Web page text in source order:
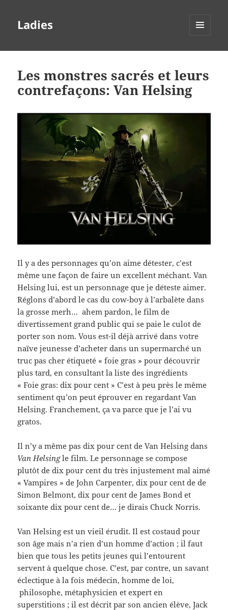
Ladies
Les monstres sacrés et leurs
contrefaçons: Van Helsing
Il y a des personnages qu’on aime détester, c’est
même une façon de faire un excellent méchant. Van
Helsing lui, est un personnage que je déteste aimer.
Réglons d’abord le cas du cow-boy à l’arbalète dans
la grosse merh… ahem pardon, le film de
divertissement grand public qui se paie le culot de
porter son nom. Vous est-il déjà arrivé dans votre
naïve jeunesse d’acheter dans un supermarché un
truc pas cher étiqueté « foie gras » pour découvrir
plus tard, en consultant la liste des ingrédients
« Foie gras: dix pour cent » C’est à peu près le même
sentiment qu’on peut éprouver en regardant Van
Helsing. Franchement, ça va parce que je l’ai vu
gratos.
Il n’y a même pas dix pour cent de Van Helsing dans
Van Helsingle film. Le personnage se compose
plutôt de dix pour cent du très injustement mal aimé
« Vampires » de John Carpenter, dix pour cent de de
Simon Belmont, dix pour cent de James Bond et
soixante dix pour cent de… je dirais Chuck Norris.
Van Helsing est un vieil érudit. Il est costaud pour
son âge mais n’a rien d’un homme d’action ; il faut
bien que tous les petits jeunes qui l’entourent
servent à quelque chose. C’est, par contre, un savant
éclectique à la fois médecin, homme de loi,
philosophe, métaphysicien et expert en
superstitions ; il est décrit par son ancien élève, Jack